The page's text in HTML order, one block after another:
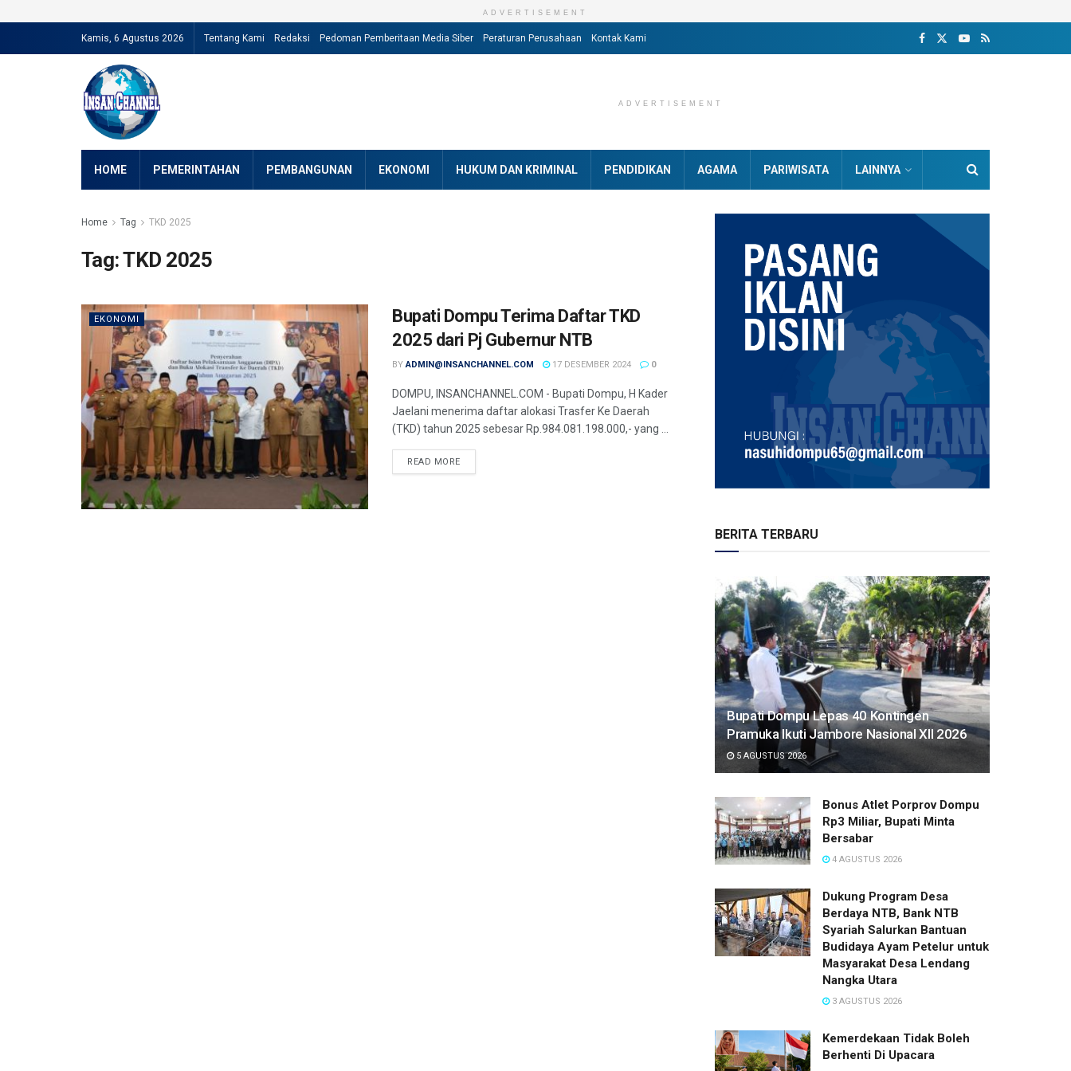
ADVERTISEMENT
Kamis, 6 Agustus 2026 Tentang Kami Redaksi Pedoman Pemberitaan Media Siber Peraturan Perusahaan Kontak Kami
ADVERTISEMENT
HOME PEMERINTAHAN PEMBANGUNAN EKONOMI HUKUM DAN KRIMINAL PENDIDIKAN AGAMA PARIWISATA LAINNYA
Home Tag TKD 2025
Tag:TKD 2025
EKONOMI
Bupati Dompu Terima Daftar TKD
2025 dari Pj Gubernur NTB
BY ADMIN@INSANCHANNEL.COM 17 DESEMBER 2024 0
DOMPU, INSANCHANNEL.COM - Bupati Dompu, H Kader
Jaelani menerima daftar alokasi Trasfer Ke Daerah
(TKD) tahun 2025 sebesar Rp.984.081.198.000,- yang ...
READ MORE
BERITA TERBARU
Bupati Dompu Lepas 40 Kontingen
Pramuka Ikuti Jambore Nasional XII 2026
5 AGUSTUS 2026
Bonus Atlet Porprov Dompu
Rp3 Miliar, Bupati Minta
Bersabar
4 AGUSTUS 2026
Dukung Program Desa
Berdaya NTB, Bank NTB
Syariah Salurkan Bantuan
Budidaya Ayam Petelur untuk
Masyarakat Desa Lendang
Nangka Utara
3 AGUSTUS 2026
Kemerdekaan Tidak Boleh
Berhenti Di Upacara